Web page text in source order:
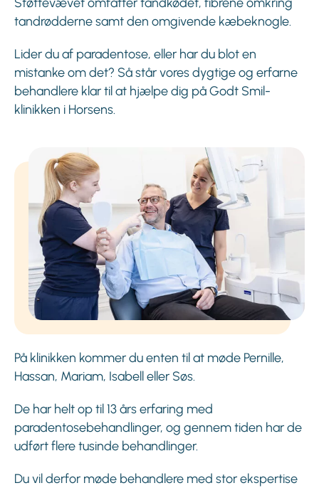
tandrødderne samt den omgivende kæbeknogle.
Lider du af paradentose, eller har du blot en
mistanke om det? Så står vores dygtige og erfarne
behandlere klar til at hjælpe dig på Godt Smil-
klinikken i Horsens.
På klinikken kommer du enten til at møde Pernille,
Hassan, Mariam, Isabell eller Søs.
De har helt op til 13 års erfaring med
paradentosebehandlinger, og gennem tiden har de
udført flere tusinde behandlinger.
Du vil derfor møde behandlere med stor ekspertise